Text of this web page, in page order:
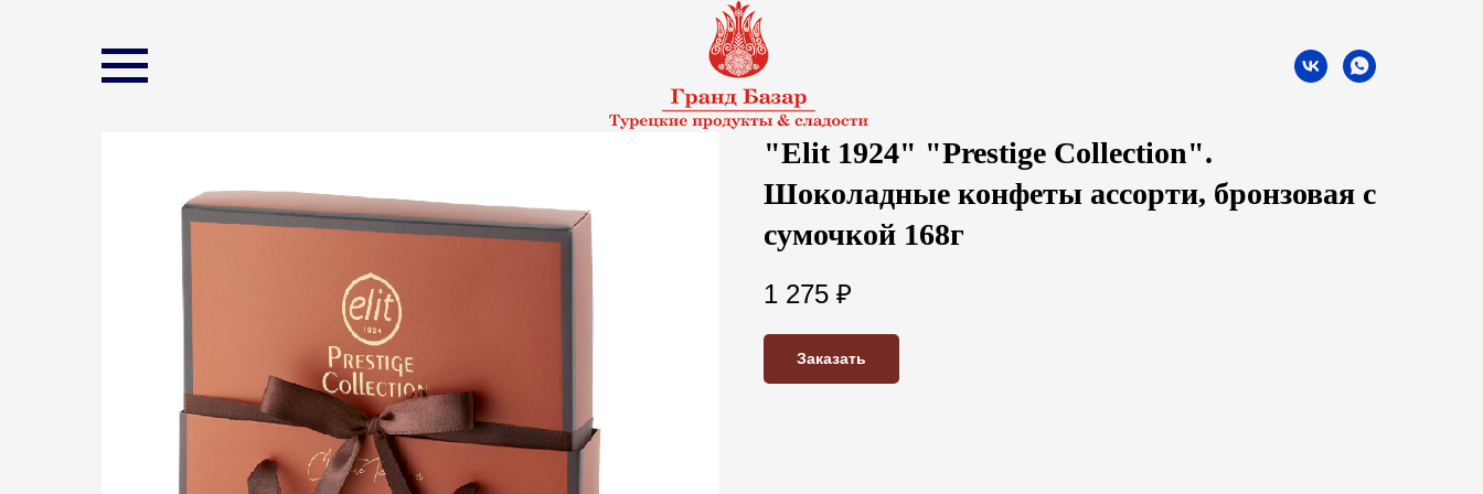
"Elit 1924" "Prestige Collection".
Шоколадные конфеты ассорти, бронзовая с
сумочкой 168г
1 275 ₽
Заказать